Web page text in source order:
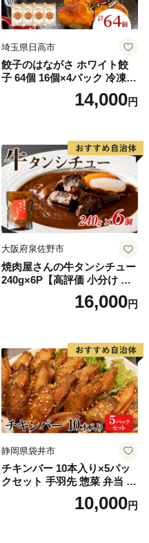
埼玉県日高市
餃子のはながさ ホワイト餃
子 64個 16個×4パック 冷凍
中華 点心 B級グルメ ご当地
野菜 おつまみ おかず 簡単調
ー ギフト お取り寄せ 日高市
14,000円
大阪府泉佐野市
焼肉屋さんの牛タンシチュー
240g×6P【高評価 小分け 惣
菜 牛たん 一人暮らし 冷凍】
16,000円
静岡県袋井市
チキンバー 10本入り×5パッ
クセット 手羽先 惣菜 弁当 お
かず お酒 おつまみ ギフト キ
ャンプ アウトドア キャンプ
10,000円